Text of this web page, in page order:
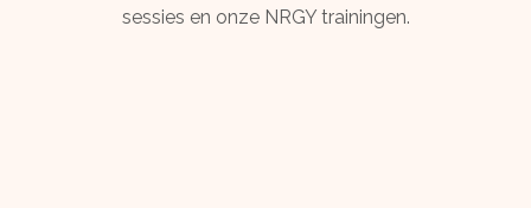
sessies en onze NRGY trainingen.